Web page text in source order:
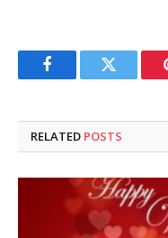
FacebookTwitter
RELATED POSTS